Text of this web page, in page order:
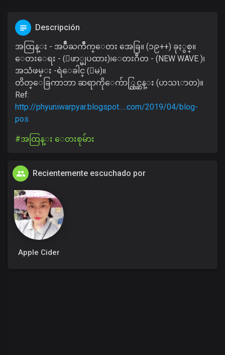
Descripción
အထြန္း - အပ်ိဳႀကိဳက္ေတး အေခြ။ (၁၉++) ခုႏွစ္။
ေတးေရး - (ေဖာ္မျပထား)၊ေတးဂီတ - (NEW WAVE )၊
အသံဖမ္း -ရဲေခါင္ (ေမ)။
တိတ္ေခြကာဘာ ဆရာကိုေက်ာ္လြင္ဆန္း (ဟသၤာတ)။
Ref:
http://phyuniwarpyar.blogspot.....com/2019/04/blog-
pos
#အထြန္း ေတးစုမ်ား
Recientemente escuchado por
Apple Cider